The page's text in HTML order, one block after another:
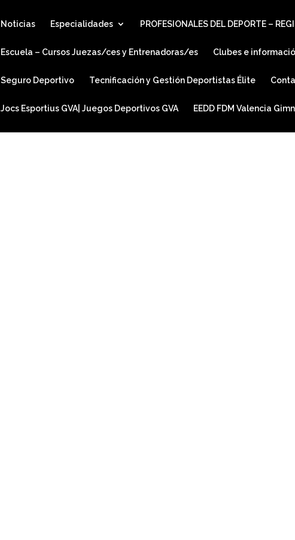
Noticias Especialidades PROFESIONALES DEL DEPORTE –
Escuela – Cursos Juezas/ces y Entrenadoras/es Clubes e
Seguro Deportivo Tecnificación y Gestión Deportistas Élite
Jocs Esportius GVA| Juegos Deportivos GVA EEDD FDM Valencia